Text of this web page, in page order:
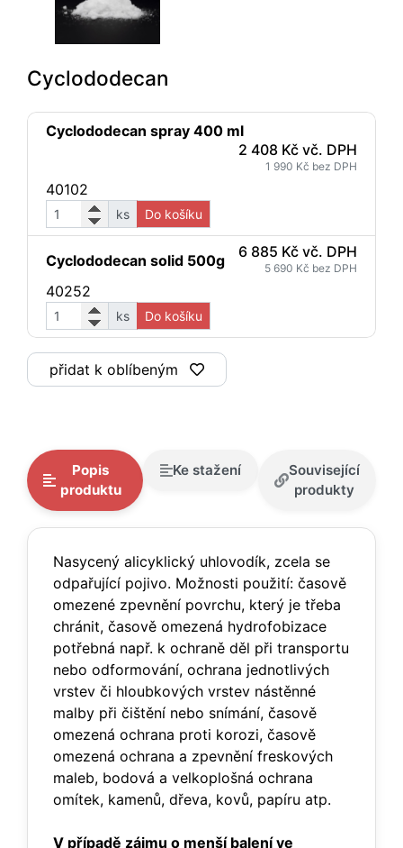
Cyclododecan
Cyclododecan spray 400 ml
2 408 Kč vč. DPH
1 990 Kč bez DPH
40102
ks Do košíku
Cyclododecan solid 500g 6 885 Kč vč. DPH
5 690 Kč bez DPH
40252
ks Do košíku
přidat k oblíbeným
Popis
produktu
Ke stažení
Související
produkty
Nasycený alicyklický uhlovodík, zcela se
odpařující pojivo. Možnosti použití: časově
omezené zpevnění povrchu, který je třeba
chránit, časově omezená hydrofobizace
potřebná např. k ochraně děl při transportu
nebo odformování, ochrana jednotlivých
vrstev či hloubkových vrstev nástěnné
malby při čištění nebo snímání, časově
omezená ochrana proti korozi, časově
omezená ochrana a zpevnění freskových
maleb, bodová a velkoplošná ochrana
omítek, kamenů, dřeva, kovů, papíru atp.
V případě zájmu o menší balení ve